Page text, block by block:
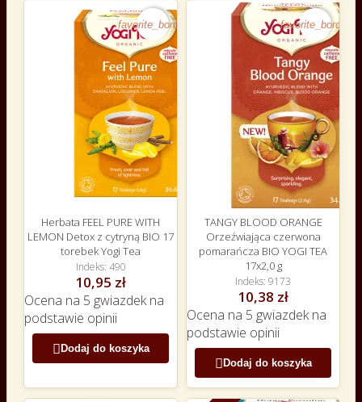
favorite_border
Herbata FEEL PURE WITH
LEMON Detox z cytryną BIO 17
torebek Yogi Tea
Indeks 490
10,95 zł
Ocena na 5 gwiazdek na
podstawie opinii
 Dodaj do koszyka
favorite_border
TANGY BLOOD ORANGE
Orzeźwiająca czerwona
pomarańcza BIO YOGI TEA
17x2,0 g
Indeks 9173
10,38 zł
Ocena na 5 gwiazdek na
podstawie opinii
 Dodaj do koszyka